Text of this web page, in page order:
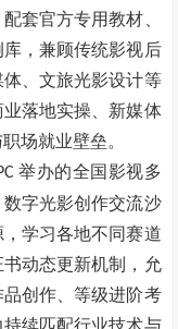
套官方专用教材、
，兼顾传统影视后
、文旅光影设计等
落地实操、新媒体
场就业壁垒。
举办的全国影视多
字光影创作交流沙
学习各地不同赛道
动态更新机制，允
创作、等级进阶考
续匹配行业技术与